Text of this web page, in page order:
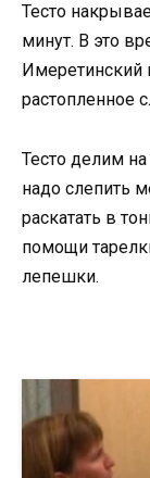
Тесто
минут. В это
Имеретинский
растопленное
Тесто делим
надо слепить
раскатать в
помощи
лепешки.